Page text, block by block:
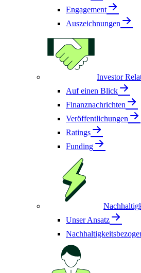
Engagement
Auszeichnungen
Investor
Auf einen Blick
Finanznachrichten
Veröffentlichungen
Ratings
Funding
Unser Ansatz